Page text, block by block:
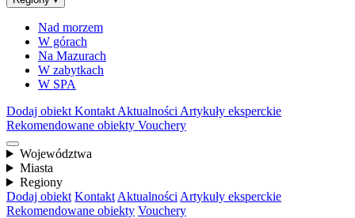
Nad morzem
W górach
Na Mazurach
W zabytkach
W SPA
Dodaj obiekt Kontakt Aktualności Artykuły eksperckie
Rekomendowane obiekty Vouchery
Województwa
Miasta
Regiony
Dodaj obiekt Kontakt Aktualności Artykuły eksperckie
Rekomendowane obiekty Vouchery